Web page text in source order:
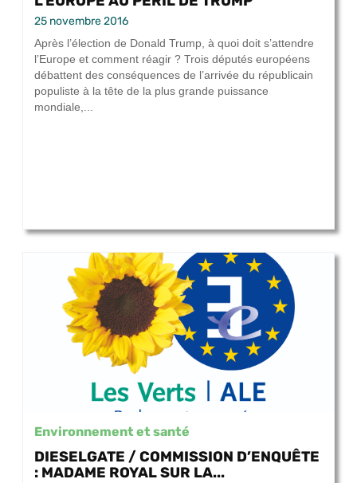
25 novembre 2016
Après l’élection de Donald Trump, à quoi doit s’attendre
l’Europe et comment réagir ? Trois députés européens
débattent des conséquences de l’arrivée du républicain
populiste à la tête de la plus grande puissance
mondiale,...
Environnement et santé
DIESELGATE / COMMISSION D’ENQUÊTE
: MADAME ROYAL SUR LA...